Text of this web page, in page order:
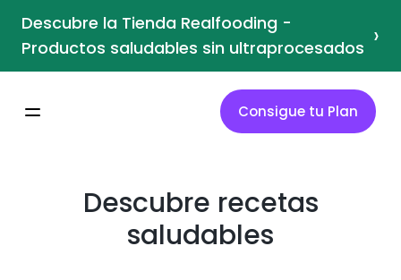
Descubre la Tienda Realfooding -
Productos saludables sin ultraprocesados ›
Consigue tu Plan
Descubre recetas
saludables